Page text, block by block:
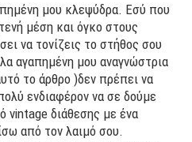
μου κλεψύδρα. Εσύ που
μέση και όγκο στους
να τονίζεις το στήθος σου
αγαπημένη μου αναγνώστρια
το άρθρο )δεν πρέπει να
ενδιαφέρον να σε δούμε
vintage διάθεσης με ένα
από τον λαιμό σου.